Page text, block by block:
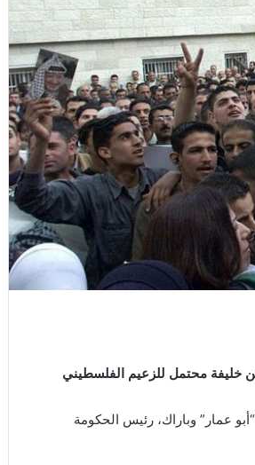
خليفة محتمل للزعيم الفلسطيني
مفاوضات كامب ديفيد عام 2000 بين عرفات “أبو عمار” وباراك، رئيس الحكومة